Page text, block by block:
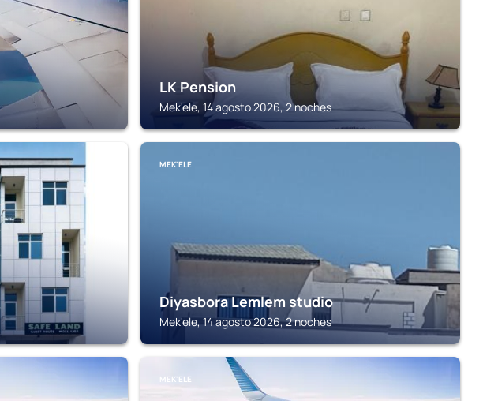
LK Pension
Mek'ele, 14 agosto 2026, 2 noches
MEK'ELE
Diyasbora Lemlem studio
Mek'ele, 14 agosto 2026, 2 noches
MEK'ELE